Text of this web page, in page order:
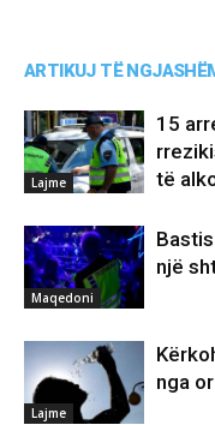
ARTIKUJ TË
Lajme
15
të
Maqedoni
një
Lajme
nga